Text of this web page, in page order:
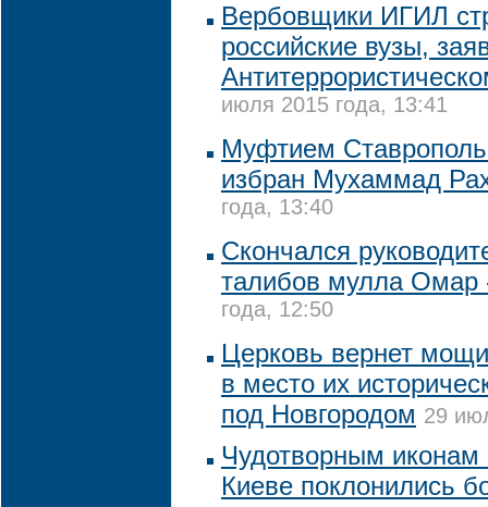
Вербовщики ИГИЛ
российские вузы,
июля 2015 года, 13:41
Муфтием
избран Мухаммад
года, 13:40
Скончался
талибов мулла
года, 12:50
Церковь вернет
в место их
под Новгородом 29
Чудотворным иконам
Киеве поклонились